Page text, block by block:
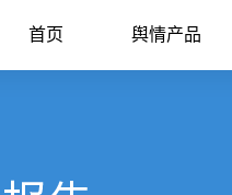
首页 舆情产品